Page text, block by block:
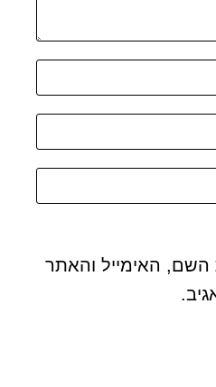
האימייל והאתר